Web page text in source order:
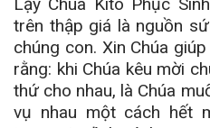
Lạy Chúa Kitô Phục
trên thập giá là nguồn
chúng con. Xin Chúa
rằng: khi Chúa kêu mời
thứ cho nhau, là Chúa
vụ nhau một cách hết